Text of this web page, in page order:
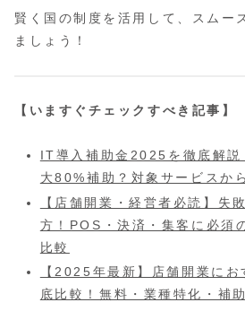
賢く国の制度を活用して、スムー
ましょう！
【いますぐチェックすべき記事】
IT導入補助金2025を徹底解説
大80%補助？対象サービスか
【店舗開業・経営者必読】失
方！POS・決済・集客に必須
比較
【2025年最新】店舗開業に
底比較！無料・業種特化・補